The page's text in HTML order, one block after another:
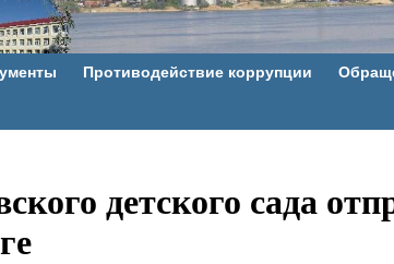
Противодействие коррупции
детского сада